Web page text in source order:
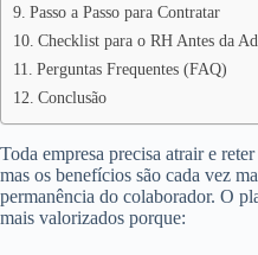
Passo a Passo para Contratar
Checklist para o RH Antes da
Perguntas Frequentes (FAQ)
Conclusão
Toda empresa precisa atrair e
mas os benefícios são cada vez
permanência do colaborador. O
mais valorizados porque: